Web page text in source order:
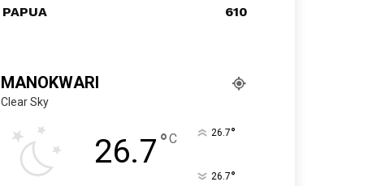
PAPUA
610
MANOKWARI
Clear Sky
26.7°C 26.7°
26.7°